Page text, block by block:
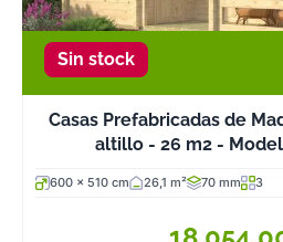
Sin stock
Casas Prefabricadas de
altillo - 26 m2 -
600 x 510 cm 26,1 m² 70 mm 3